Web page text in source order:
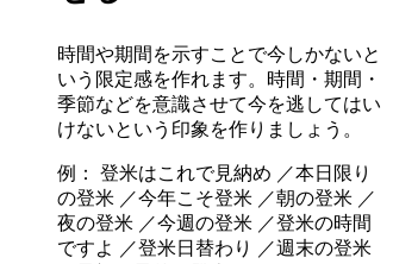
時間や期間を示すことで今しかないと
いう限定感を作れます。時間・期間・
季節などを意識させて今を逃してはい
けないという印象を作りましょう。
例： 登米はこれで見納め ／本日限り
の登米 ／今年こそ登米 ／朝の登米 ／
夜の登米 ／今週の登米 ／登米の時間
ですよ ／登米日替わり ／週末の登米